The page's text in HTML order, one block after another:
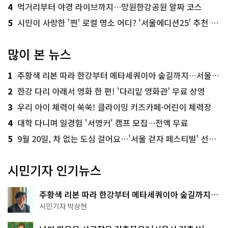
4 먹거리부터 야경 라이브까지…망원한강공원 알짜 코스
5 시민이 사랑한 '찐' 로컬 명소 어디? '서울에디션25' 추천 코스
많이 본 뉴스
1 주황색 리본 따라 한강부터 메타세쿼이아 숲길까지…서울둘레길 15코스
2 한강 다리 아래서 영화 한 편! '다리밑 영화관' 무료 상영
3 우리 아이 체력이 쑥쑥! 클라이밍 키즈카페·어린이 체력장
4 대학 다니며 일경험 '서영커' 캠프 모집…전액 무료
5 9월 20일, 차 없는 도심 걸어요…'서울 걷자 페스티벌' 선착순 5천명
시민기자 인기뉴스
주황색 리본 따라 한강부터 메타세쿼이아 숲길까지…
서울둘레길 15코스
시민기자 박상현